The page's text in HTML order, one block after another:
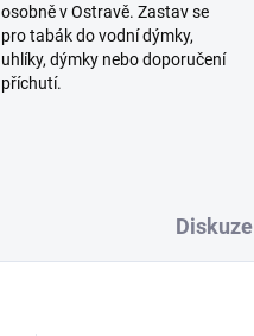
osobně v Ostravě. Zastav se
pro tabák do vodní dýmky,
uhlíky, dýmky nebo doporučení
příchutí.
Diskuze